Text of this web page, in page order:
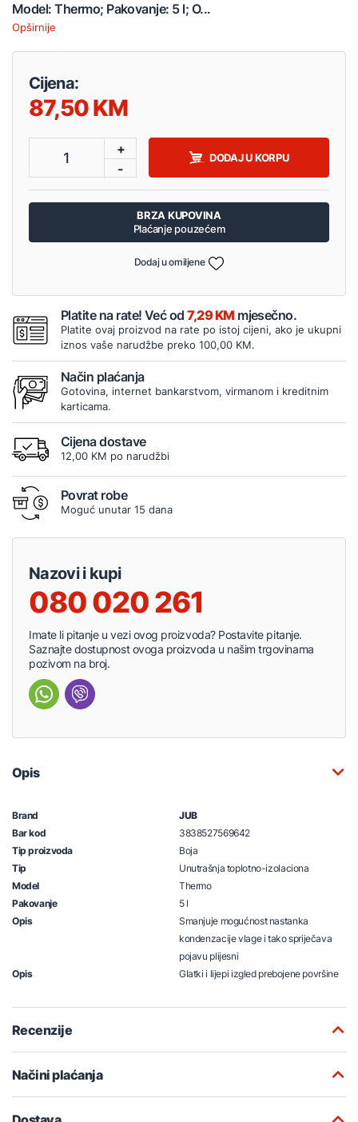
Model: Thermo; Pakovanje: 5 l; O...
Opširnije
Cijena:
87,50
1
+
-
DODAJ U KORPU
BRZA KUPOVINA
Plaćanje pouzećem
Dodaj u omiljene
Platite na rate! Već od7,29 KM mjesečno.
Platite ovaj proizvod na rate po istoj cijeni, ako je ukupni
iznos vaše narudžbe preko 100,00 KM.
Način plaćanja
Gotovina, internet bankarstvom, virmanom i kreditnim
karticama.
Cijena dostave
12,00 KM po narudžbi
Povrat robe
Moguć unutar 15 dana
Nazovi i kupi
080 020 261
Imate li pitanje u vezi ovog proizvoda? Postavite pitanje.
Saznajte dostupnost ovoga proizvoda u našim trgovinama
pozivom na broj.
Opis
Brand
JUB
Bar kod
3838527569642
Tip proizvoda
Boja
Tip
Unutrašnja toplotno-izolaciona
Model
Thermo
Pakovanje
5 l
Opis
Smanjuje mogućnost nastanka
kondenzacije vlage i tako spriječava
pojavu plijesni
Opis
Glatki i lijepi izgled prebojene površine
Recenzije
Načini plaćanja